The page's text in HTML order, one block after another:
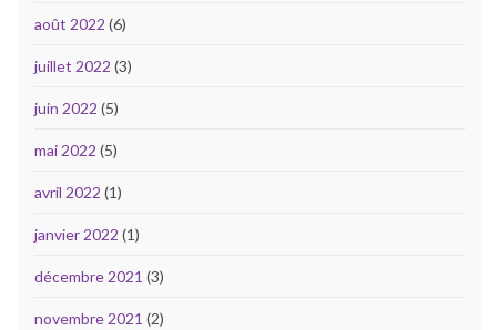
août 2022 (6)
juillet 2022 (3)
juin 2022 (5)
mai 2022 (5)
avril 2022 (1)
janvier 2022 (1)
décembre 2021 (3)
novembre 2021 (2)